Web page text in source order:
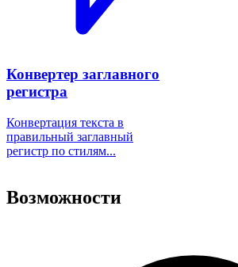
Конвертер заглавного
регистра
Конвертация текста в
правильный заглавный
регистр по стилям...
Возможности